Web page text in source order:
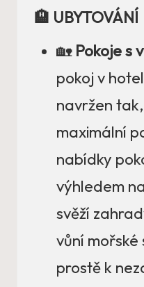
🏨 UBYTOVÁNÍ
🏡 Pokoje s
pokoj v
navržen
maximální
nabídky
výhledem
svěží
vůní mořské
prostě k